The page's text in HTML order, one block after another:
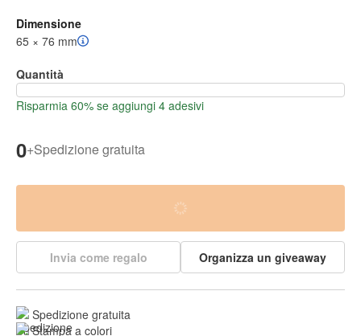
Dimensione
65 × 76 mm
Quantità
Risparmia 60% se aggiungi 4 adesivi
0+Spedizione gratuita
Invia come regalo Organizza un giveaway
Spedizione gratuita
Stampa a colori